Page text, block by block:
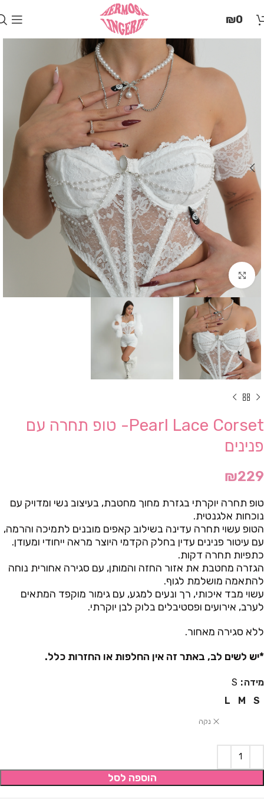
זֶה
הישראלי
לְהַנְגָּשָׁת
אָתָרִים".
הַמְּסַיַּעַת
לִנְגִישׁוּת
הָאֲתָר.
לִפְתִיחַת
תַּפְרִיט
הֵנְּגִישׁוּת
לְחַץ
ALT+0
₪0
Click to enlarge
Pearl Lace Corset- טופ תחרה עם
פנינים
₪229
טופ תחרה יוקרתי בגזרת מחוך מחטבת, בעיצוב נשי ומדויק עם
נוכחות אלגנטית.
הטופ עשוי תחרה עדינה בשילוב קאפים מובנים לתמיכה והרמה,
עם עיטור פנינים עדין בחלק הקדמי היוצר מראה ייחודי ומעודן.
כתפיות תחרה דקות.
הגזרה מחטבת את אזור החזה והמותן, עם סגירה אחורית נוחה
להתאמה מושלמת לגוף.
עשוי מבד איכותי, רך ונעים למגע, עם גימור מוקפד המתאים
לערב, אירועים ופסטיבלים בלוק לבן יוקרתי.
ללא סגירה מאחור.
*יש לשים לב, באתר זה אין החלפות או החזרות כלל.
מידה
S
S
M
L
נקה
הוספה לסל